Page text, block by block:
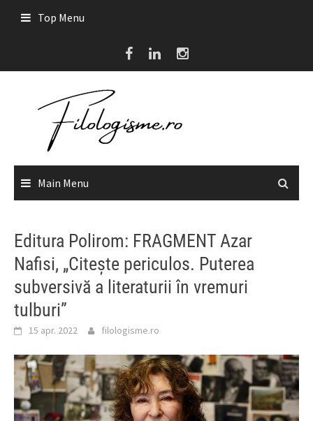
Top Menu
Main Menu
Editura Polirom: FRAGMENT Azar
Nafisi, „Citește periculos. Puterea
subversivă a literaturii în vremuri
tulburi”
15 apr. 2022 filologisme.ro